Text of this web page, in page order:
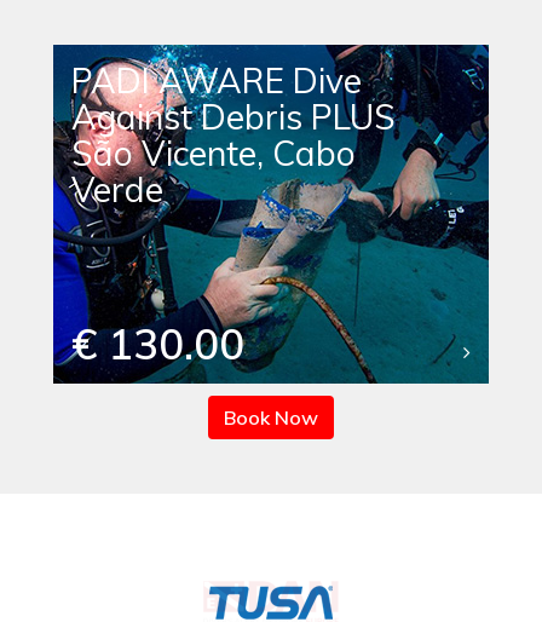
PADI AWARE Dive
Against Debris PLUS
São Vicente, Cabo
Verde
€ 130.00
Book Now